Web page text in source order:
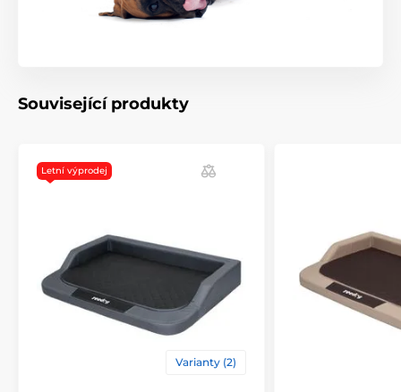
Související produkty
Letní výprodej
Varianty (2)